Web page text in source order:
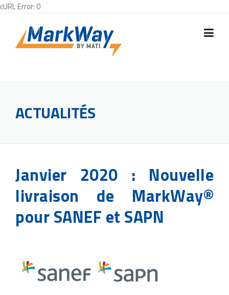
cURL Error: 0
content
ACTUALITÉS
Janvier 2020 : Nouvelle
livraison de MarkWay®
pour SANEF et SAPN